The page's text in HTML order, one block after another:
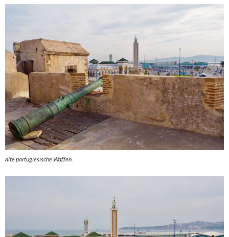
alte portugiesische Waffen.